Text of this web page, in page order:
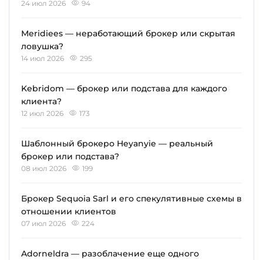
24 июл 2026 94
Meridiees — неработающий брокер или скрытая
ловушка?
14 июл 2026 295
Kebridom — брокер или подстава для каждого
клиента?
12 июл 2026 173
Шаблонный брокеро Heyanyie — реальный
брокер или подстава?
08 июл 2026 199
Брокер Sequoia Sarl и его спекулятивные схемы в
отношении клиентов
07 июл 2026 224
Adorneldra — разоблачение еще одного